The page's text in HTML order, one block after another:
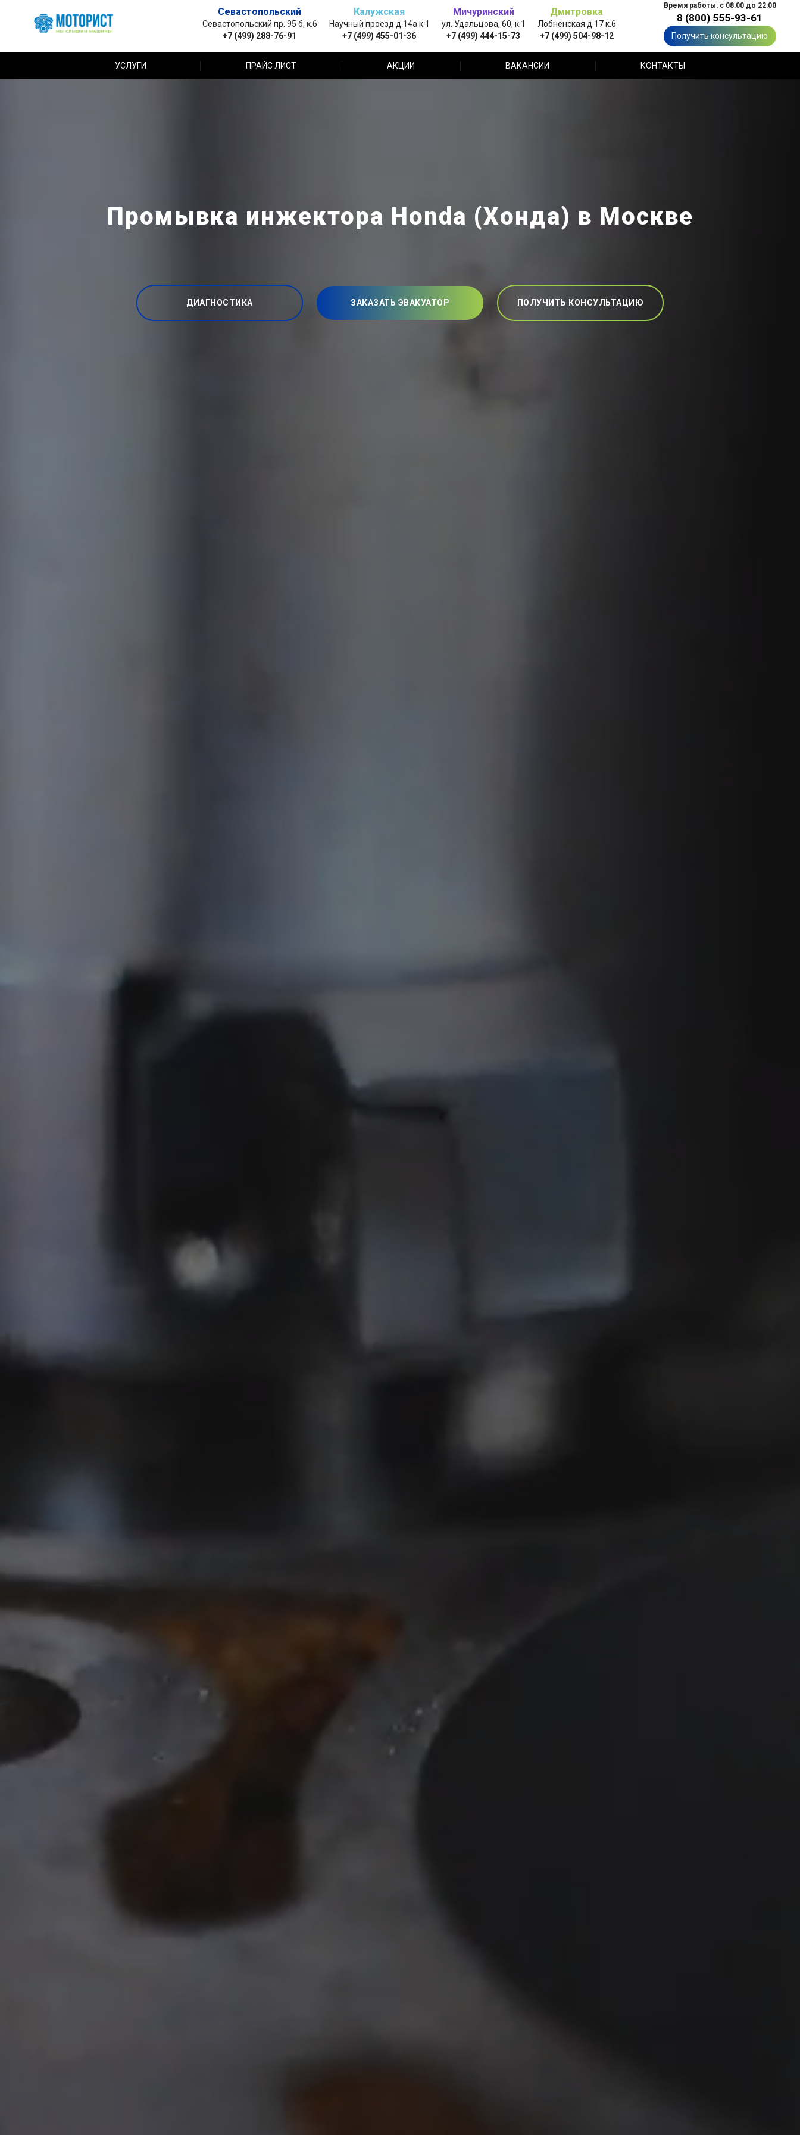
Севастопольский
Севастопольский пр. 95 б, к.6
+7 (499) 288-76-91
Калужская
Научный проезд д.14а к.1
+7 (499) 455-01-36
Мичуринский
ул. Удальцова, 60, к.1
+7 (499) 444-15-73
Дмитровка
Лобненская д.17 к.6
+7 (499) 504-98-12
Время работы: с 08:00 до 22:00
8 (800) 555-93-61
Получить консультацию
УСЛУГИ ПРАЙС ЛИСТ АКЦИИ ВАКАНСИИ КОНТАКТЫ
Промывка инжектора Honda (Хонда) в Москве
ДИАГНОСТИКА ЗАКАЗАТЬ ЭВАКУАТОР ПОЛУЧИТЬ КОНСУЛЬТАЦИЮ